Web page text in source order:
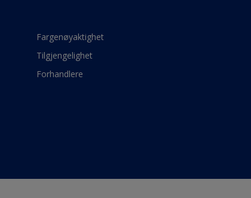
Fargenøyaktighet
Tilgjengelighet
Forhandlere